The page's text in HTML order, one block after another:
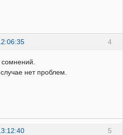
4
нет проблем.
5